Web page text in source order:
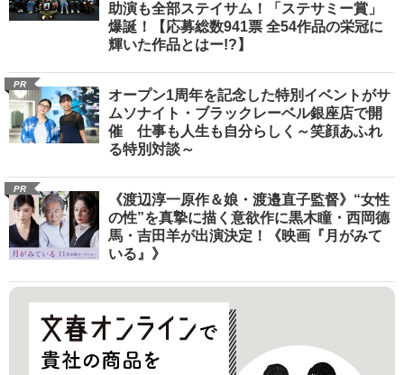
助演も全部ステイサム！「ステサミー賞」
爆誕！【応募総数941票 全54作品の栄冠に
輝いた作品とはー!?】
PR
オープン1周年を記念した特別イベントがサ
ムソナイト・ブラックレーベル銀座店で開
催 仕事も人生も自分らしく～笑顔あふれ
る特別対談～
PR
《渡辺淳一原作＆娘・渡邉直子監督》“女性
の性”を真摯に描く意欲作に黒木瞳・西岡德
馬・吉田羊が出演決定！《映画『月がみて
いる』》